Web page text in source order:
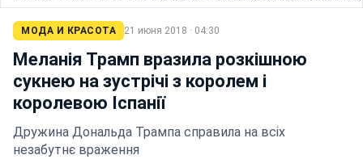
МОДА И КРАСОТА 21 июня 2018 · 04:30
Меланія Трамп вразила розкішною
сукнею на зустрічі з королем і
королевою Іспанії
Дружина Дональда Трампа справила на всіх
незабутнє враження